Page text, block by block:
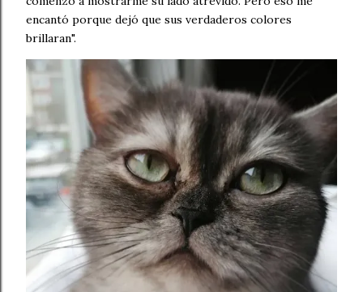
encantó porque dejó que sus verdaderos colores
brillaran".